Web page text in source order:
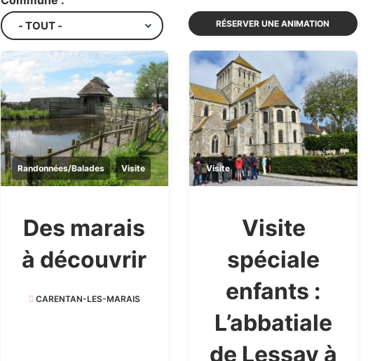
RÉSERVER UNE ANIMATION
Randonnées/Balades Visite
Des marais
à découvrir
CARENTAN-LES-MARAIS
Visite
Visite
spéciale
enfants :
L’abbatiale
de Lessay à